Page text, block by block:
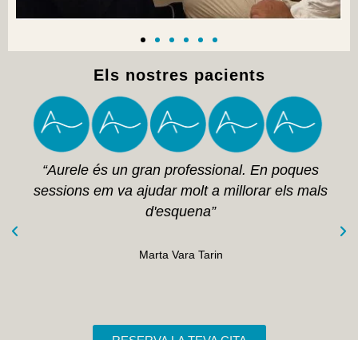
Els nostres pacients
“Aurele és un gran professional. En poques
sessions em va ajudar molt a millorar els mals
d'esquena”
Marta Vara Tarin